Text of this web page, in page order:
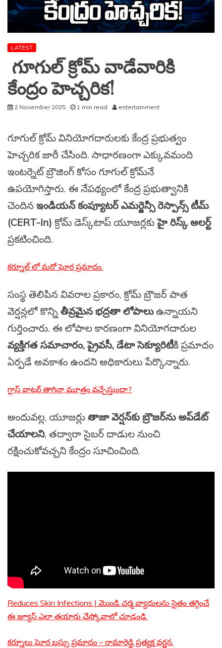
LATEST
గూగుల్‌ క్రోమ్‌ వాడేవారికి
కేంద్రం హెచ్చరిక!
2 November 2025 1 min read entertainment
గూగుల్ క్రోమ్ వినియోగదారులకు కేంద్ర ప్రభుత్వం
హెచ్చరిక జారీ చేసింది. సాధారణంగా ఎక్కువమంది
ఇంటర్నెట్ బ్రౌజింగ్ కోసం గూగుల్ క్రోమ్‌నే
ఉపయోగిస్తారు. ఈ నేపథ్యంలో కేంద్ర ప్రభుత్వానికి
చెందిన ఇండియన్ కంప్యూటర్ ఎమర్జెన్సీ రెస్పాన్స్ టీమ్‌
(CERT-In) క్రోమ్ డెస్క్‌టాప్ యూజర్లకుహై రిస్క్ అలర్ట్
ప్రకటించింది.
కర్నూల్ లో మరో ఘోర ప్రమాదం.
సంస్థ తెలిపిన వివరాల ప్రకారం, క్రోమ్ బ్రౌజర్ పాత
వెర్షన్లలో కొన్ని తీవ్రమైన భద్రతా లోపాలు ఉన్నాయని
గుర్తించారు. ఈ లోపాల కారణంగా వినియోగదారుల
వ్యక్తిగత సమాచారం, ప్రైవసీ, డేటా సెక్యూరిటీకి ప్రమాదం
ఏర్పడే అవకాశం ఉందని అధికారులు పేర్కొన్నారు.
గ్లాస్ వాటర్ తాగినా మూత్రం వచ్చేస్తుందా?
అందువల్ల, యూజర్లు తాజా వెర్షన్‌కు బ్రౌజర్‌ను అప్‌డేట్
చేయాలని, తద్వారా సైబర్ దాడుల నుంచి
రక్షించుకోవచ్చని కేంద్రం సూచించింది.
Reduces Skin Infections | మొండి చర్మ వ్యాధులను సైతం తగ్గించే
ఈ జ్యూస్ ఎలా తయారు చేస్కోవాలో చూడండి.
కర్నూలు ఘోర బస్సు ప్రమాదం – రామారెడ్డి ప్రత్యక్ష వర్ణన.